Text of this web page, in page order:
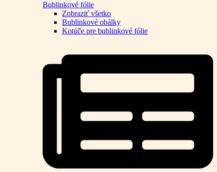
Bublinkové fólie
Zobraziť všetko
Bublinkové obálky
Kotúče pre bublinkové fólie